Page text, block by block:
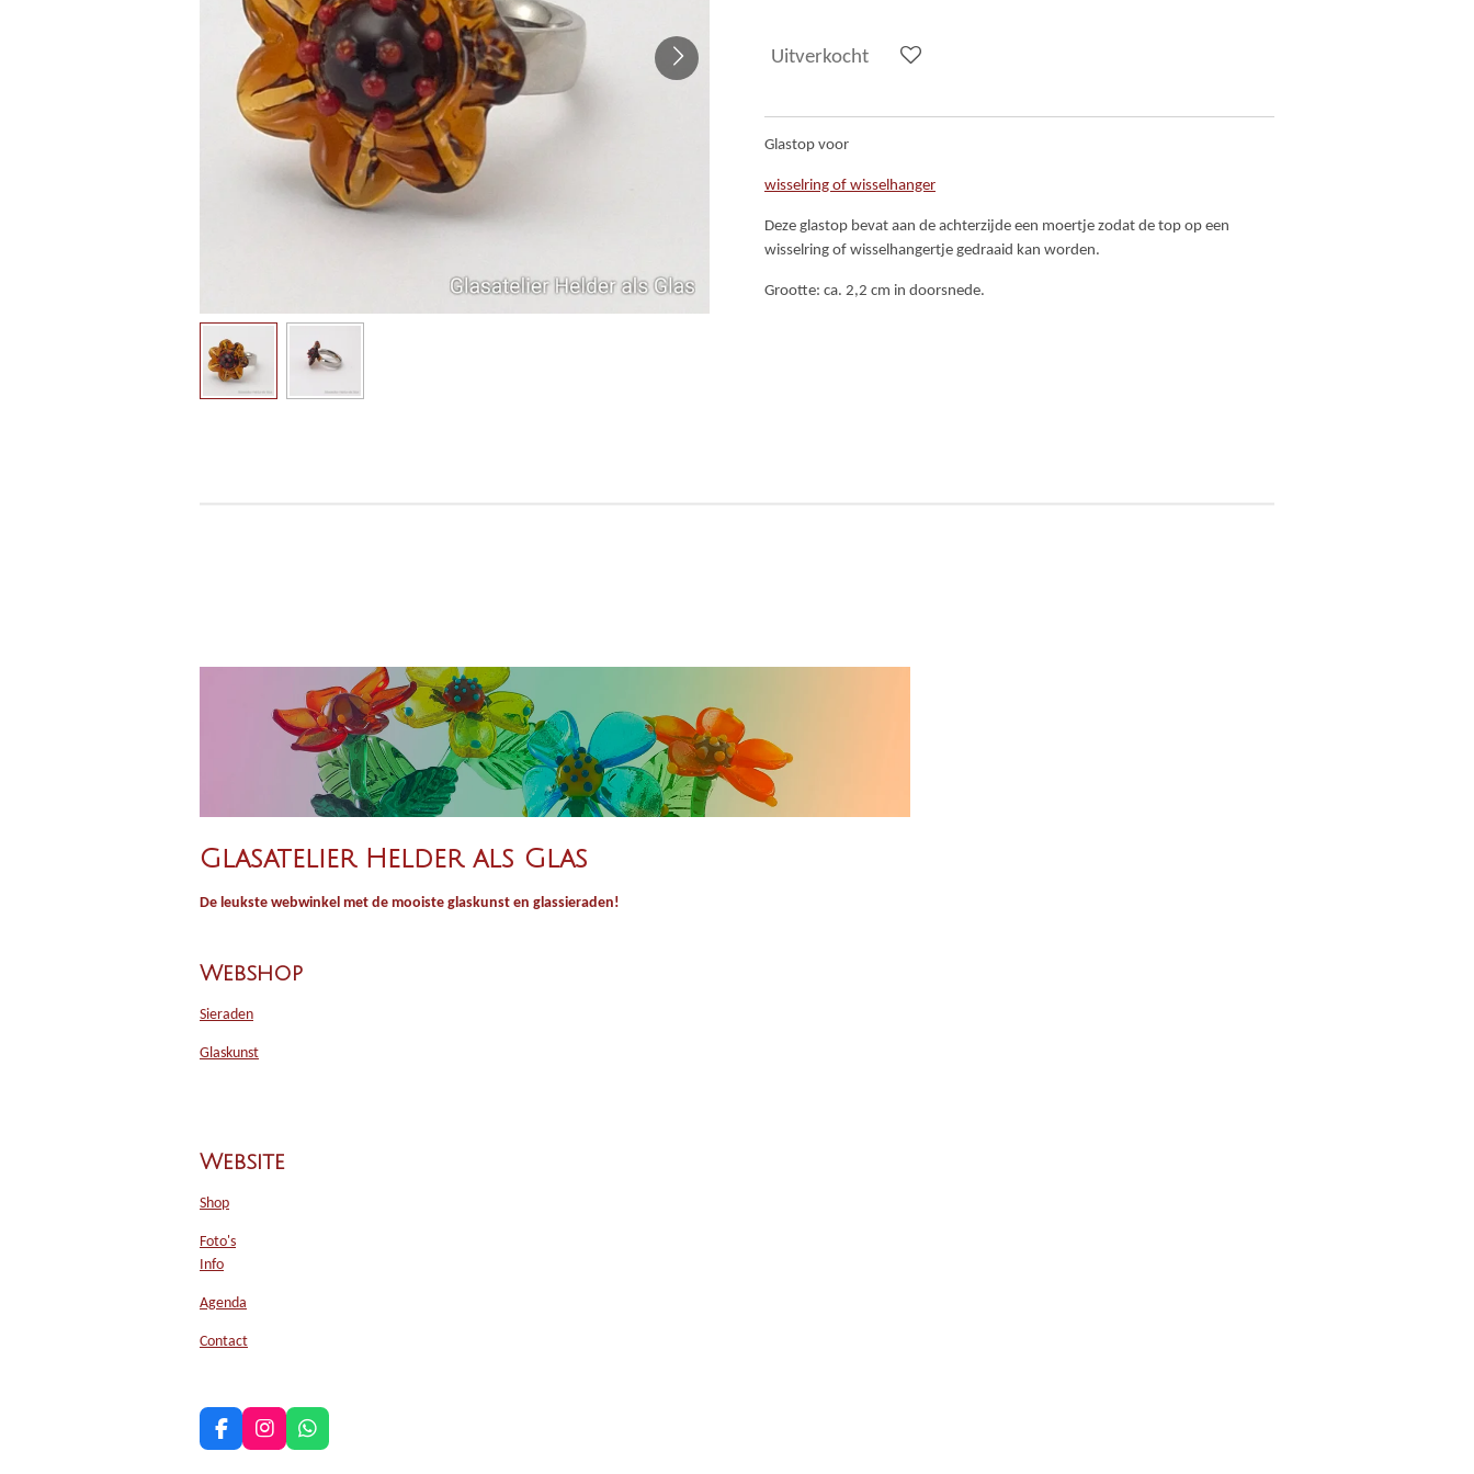
Uitverkocht
Glastop voor
wisselring of wisselhanger
Deze glastop bevat aan de achterzijde een moertje zodat de top op een
wisselring of wisselhangertje gedraaid kan worden.
Grootte: ca. 2,2 cm in doorsnede.
Glasatelier Helder als Glas
De leukste webwinkel met de mooiste glaskunst en glassieraden!
Webshop
Sieraden
Glaskunst
Website
Shop
Foto's
Info
Agenda
Contact
F
I
W